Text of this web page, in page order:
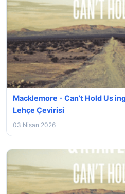
Macklemore - Can’t Hold Us
Lehçe Çevirisi
03 Nisan 2026